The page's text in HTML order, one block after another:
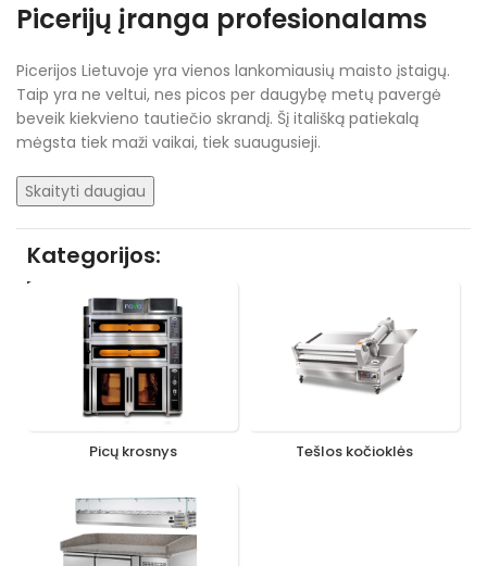
Picerijų įranga profesionalams
Picerijos Lietuvoje yra vienos lankomiausių maisto įstaigų.
Taip yra ne veltui, nes picos per daugybę metų pavergė
beveik kiekvieno tautiečio skrandį. Šį itališką patiekalą
mėgsta tiek maži vaikai, tiek suaugusieji.
Skaityti daugiau
Kategorijos:
Picų krosnys Tešlos kočioklės